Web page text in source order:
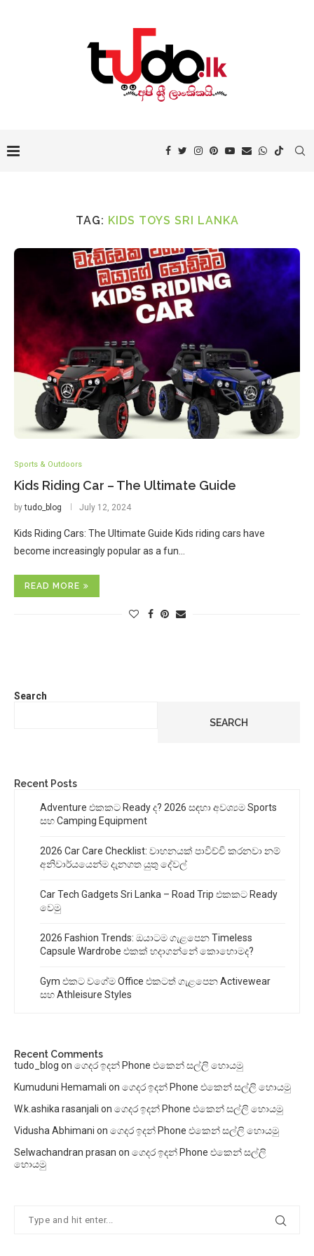
TAG: KIDS TOYS SRI LANKA
Sports & Outdoors
Kids Riding Car – The Ultimate Guide
bytudo_blog July 12, 2024
Kids Riding Cars: The Ultimate Guide Kids riding cars have
become increasingly popular as a fun…
READ MORE
Search
SEARCH
Recent Posts
Adventure එකකට Ready ද? 2026 සඳහා අවශ්‍යම Sports
සහ Camping Equipment
2026 Car Care Checklist: වාහනයක් පාවිච්චි කරනවා නම්
අනිවාර්යයෙන්ම දැනගත යුතු දේවල්
Car Tech Gadgets Sri Lanka – Road Trip එකකට Ready
වෙමු
2026 Fashion Trends: ඔයාටම ගැළපෙන Timeless
Capsule Wardrobe එකක් හදාගන්නේ කොහොමද?
Gym එකට වගේම Office එකටත් ගැළපෙන Activewear
සහ Athleisure Styles
Recent Comments
tudo_blog on ගෙදර ඉදන් Phone එකෙන් සල්ලි හොයමු
Kumuduni Hemamali on ගෙදර ඉදන් Phone එකෙන් සල්ලි හොයමු
W.k.ashika rasanjali on ගෙදර ඉදන් Phone එකෙන් සල්ලි හොයමු
Vidusha Abhimani on ගෙදර ඉදන් Phone එකෙන් සල්ලි හොයමු
Selwachandran prasan on ගෙදර ඉදන් Phone එකෙන් සල්ලි
හොයමු